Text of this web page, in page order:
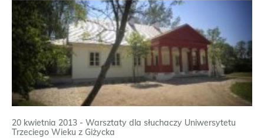
20 kwietnia 2013 - Warsztaty dla słuchaczy Uniwersytetu
Trzeciego Wieku z Giżycka